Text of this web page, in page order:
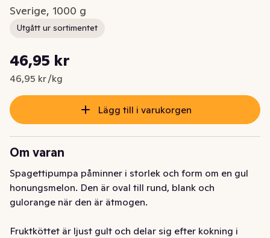
Sverige, 1000 g
Utgått ur sortimentet
Nuvarande pris är: 46,95 kr
46,95 kr
46,95 kr /kg
Styckpris: 46,95 kr /kg
Lägg till i varukorgen
Om varan
Spagettipumpa påminner i storlek och form om en gul
honungsmelon. Den är oval till rund, blank och
gulorange när den är ätmogen.
Fruktköttet är ljust gult och delar sig efter kokning i